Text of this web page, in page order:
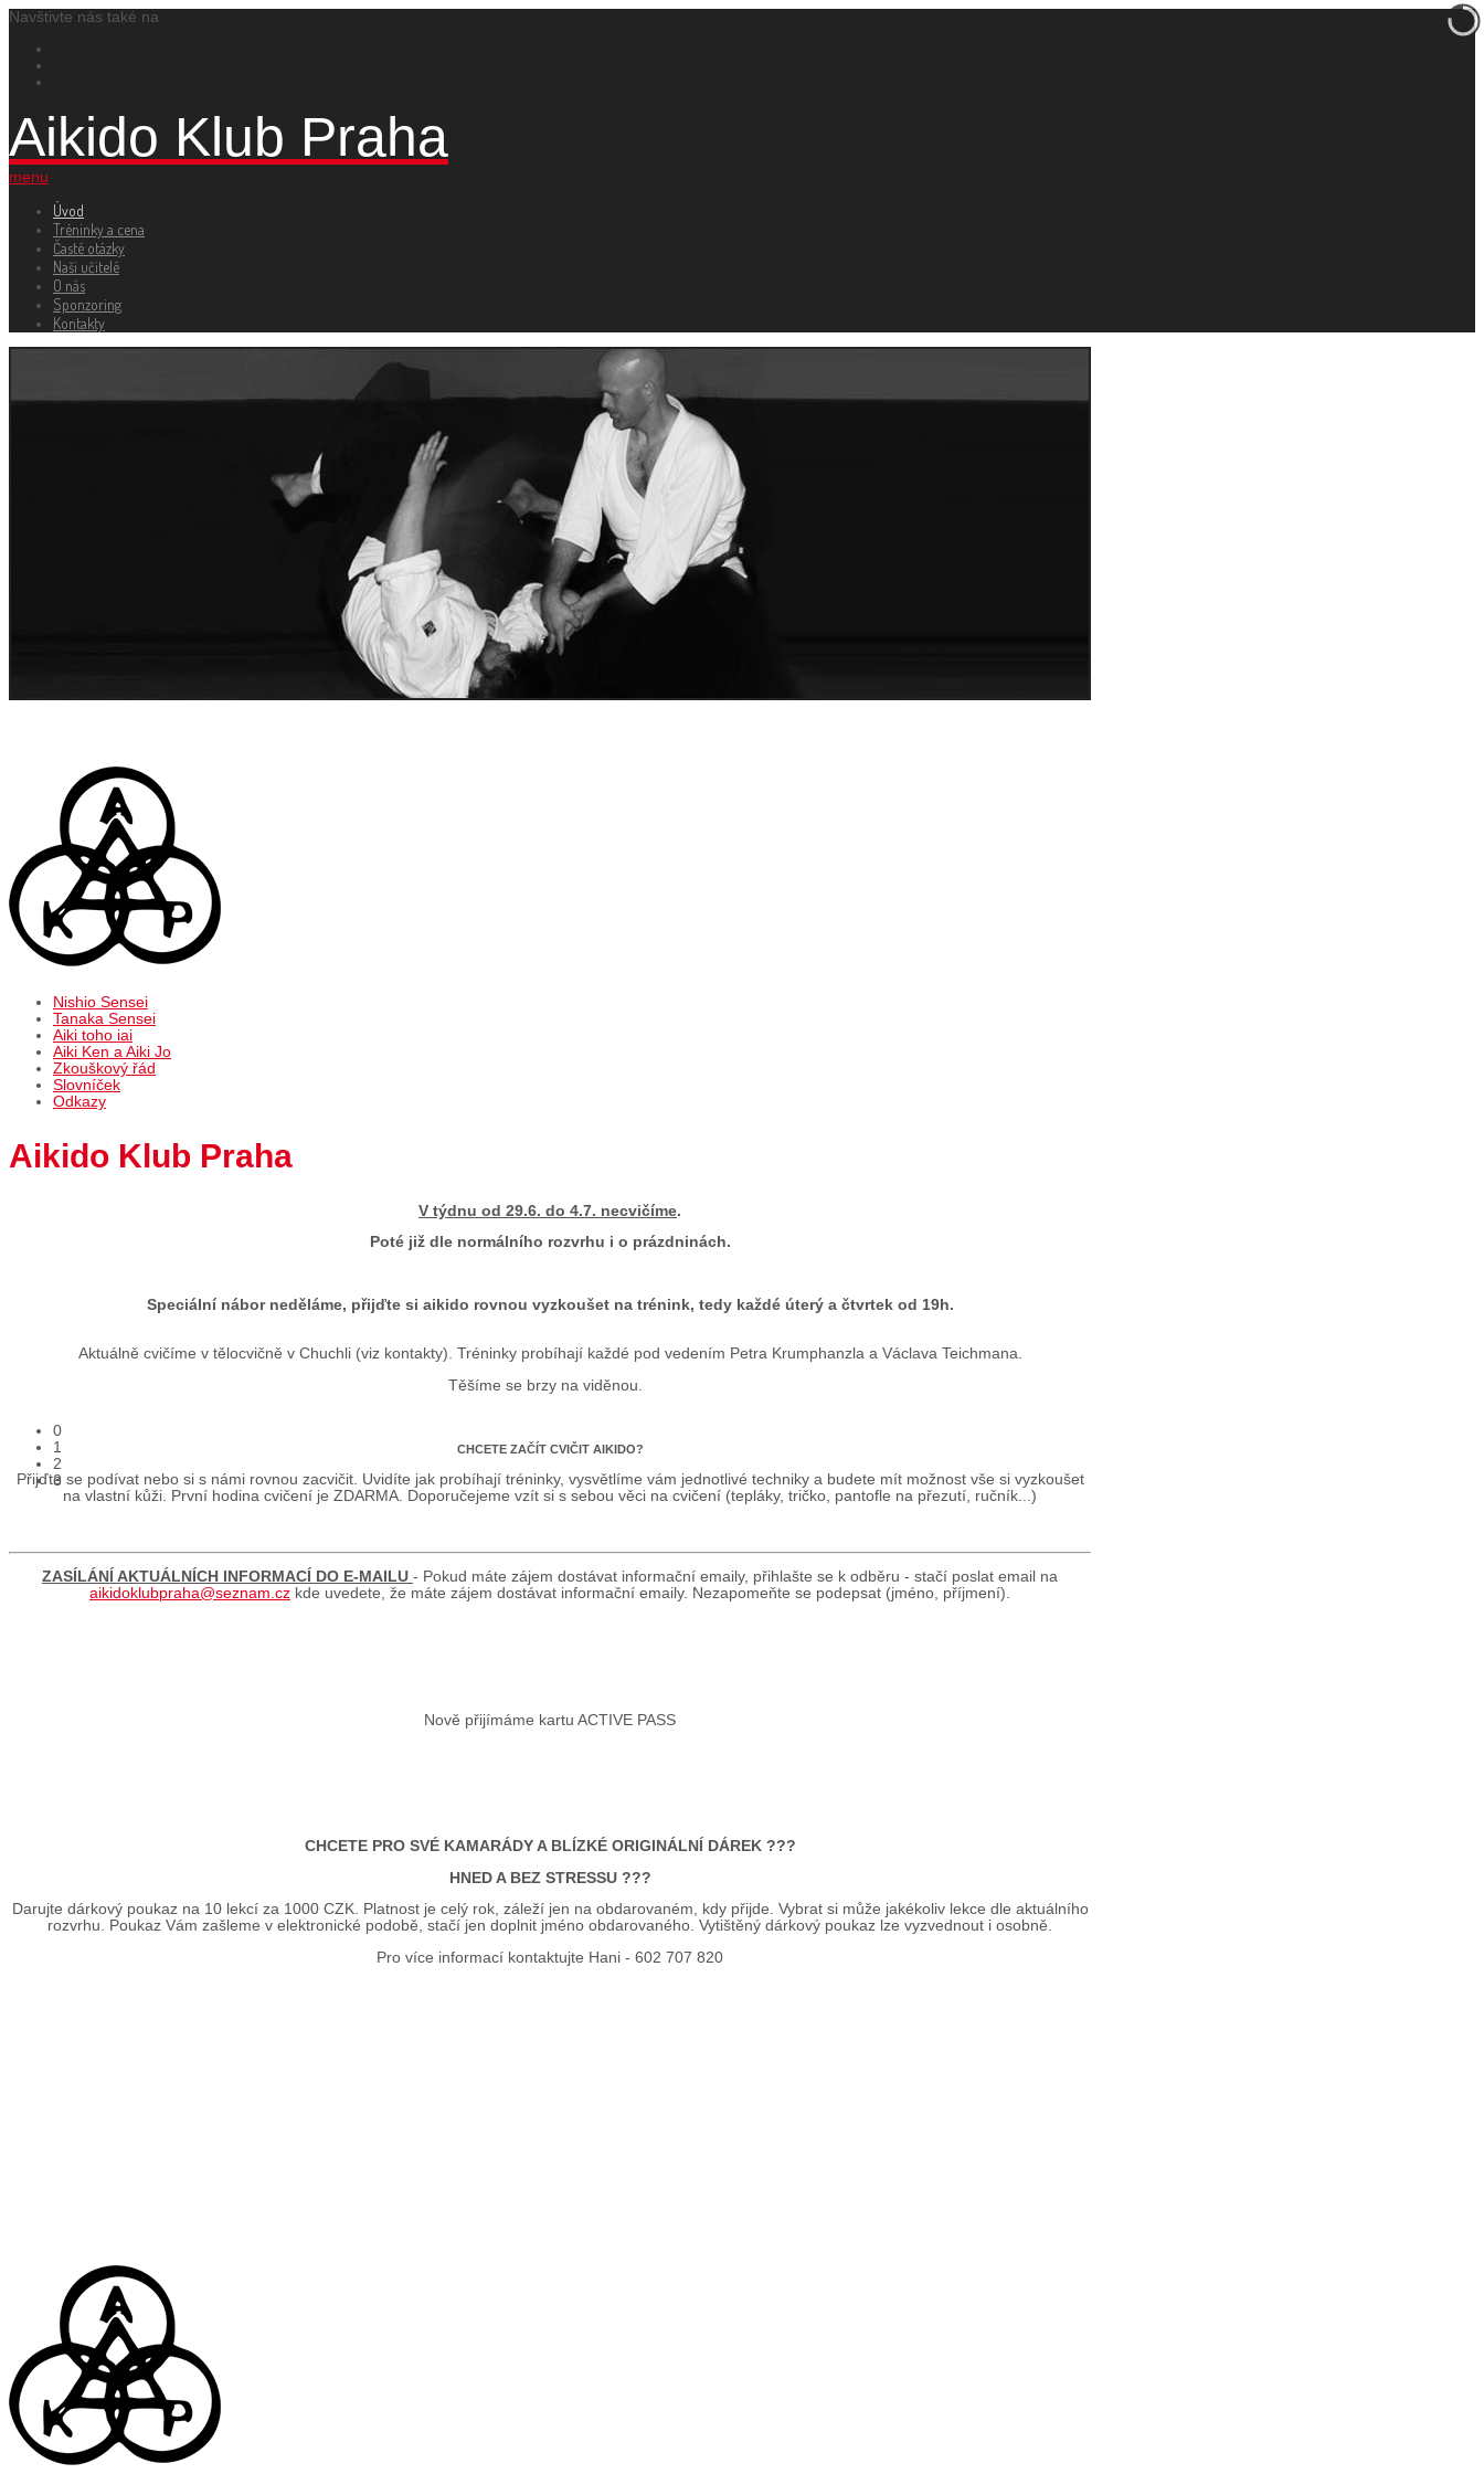
Navštivte nás také na
Aikido Klub Praha
menu
Úvod
Tréninky a cena
Časté otázky
Naši učitelé
O nás
Sponzoring
Kontakty
0
1
2
3
Nishio Sensei
Tanaka Sensei
Aiki toho iai
Aiki Ken a Aiki Jo
Zkouškový řád
Slovníček
Odkazy
Aikido Klub Praha
V týdnu od 29.6. do 4.7. necvičíme.
Poté již dle normálního rozvrhu i o prázdninách.
Speciální nábor neděláme, přijďte si aikido rovnou vyzkoušet na trénink, tedy každé úterý a čtvrtek od 19h.
Aktuálně cvičíme v tělocvičně v Chuchli (viz kontakty). Tréninky probíhají každé pod vedením Petra Krumphanzla a Václava Teichmana.
Těšíme se brzy na viděnou.
CHCETE ZAČÍT CVIČIT AIKIDO?
Přijďte se podívat nebo si s námi rovnou zacvičit. Uvidíte jak probíhají tréninky, vysvětlíme vám jednotlivé techniky a budete mít možnost vše si vyzkoušet
na vlastní kůži. První hodina cvičení je ZDARMA. Doporučejeme vzít si s sebou věci na cvičení (tepláky, tričko, pantofle na přezutí, ručník...)
ZASÍLÁNÍ AKTUÁLNÍCH INFORMACÍ DO E-MAILU - Pokud máte zájem dostávat informační emaily, přihlašte se k odběru - stačí poslat email na
aikidoklubpraha@seznam.cz kde uvedete, že máte zájem dostávat informační emaily. Nezapomeňte se podepsat (jméno, příjmení).
Nově přijímáme kartu ACTIVE PASS
CHCETE PRO SVÉ KAMARÁDY A BLÍZKÉ ORIGINÁLNÍ DÁREK ???
HNED A BEZ STRESSU ???
Darujte dárkový poukaz na 10 lekcí za 1000 CZK. Platnost je celý rok, záleží jen na obdarovaném, kdy přijde. Vybrat si může jakékoliv lekce dle aktuálního
rozvrhu. Poukaz Vám zašleme v elektronické podobě, stačí jen doplnit jméno obdarovaného. Vytištěný dárkový poukaz lze vyzvednout i osobně.
Pro více informací kontaktujte Hani - 602 707 820